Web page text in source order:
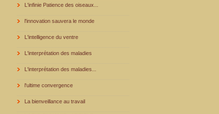
L'infinie Patience des oiseaux...
l'innovation sauvera le monde
L'intelligence du ventre
L'interprétation des maladies
L'interprétation des maladies...
l'ultime convergence
La bienveillance au travail